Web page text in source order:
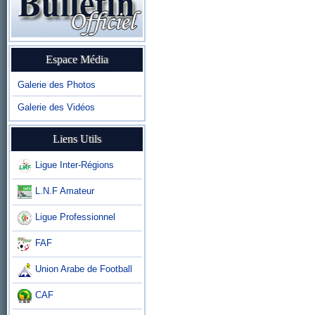
Espace Média
Galerie des Photos
Galerie des Vidéos
Liens Utils
Ligue Inter-Régions
L.N.F Amateur
Ligue Professionnel
FAF
Union Arabe de Football
CAF